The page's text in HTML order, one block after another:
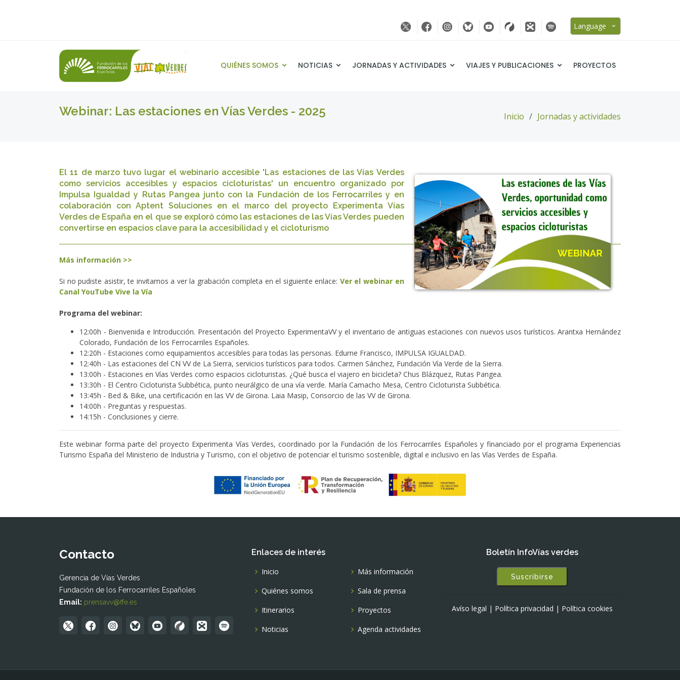
Language
QUIÉNES SOMOS NOTICIAS JORNADAS Y ACTIVIDADES VIAJES Y PUBLICACIONES PROYECTOS
Webinar: Las estaciones en Vías Verdes - 2025 Inicio Jornadas y actividades
El 11 de marzo tuvo lugar el webinario accesible 'Las estaciones de las Vías Verdes
como servicios accesibles y espacios cicloturistas' un encuentro organizado por
Impulsa Igualdad y Rutas Pangea junto con la Fundación de los Ferrocarriles y en
colaboración con Aptent Soluciones en el marco del proyecto Experimenta Vías
Verdes de España en el que se exploró cómo las estaciones de las Vías Verdes pueden
convertirse en espacios clave para la accesibilidad y el cicloturismo
Más información >>
Si no pudiste asistir, te invitamos a ver la grabación completa en el siguiente enlace: Ver el webinar en
Canal YouTube Vive la Vía
Programa del webinar:
12:00h - Bienvenida e Introducción. Presentación del Proyecto ExperimentaVV y el inventario de antiguas estaciones con nuevos usos turísticos. Arantxa Hernández
Colorado, Fundación de los Ferrocarriles Españoles.
12:20h - Estaciones como equipamientos accesibles para todas las personas. Edurne Francisco, IMPULSA IGUALDAD.
12:40h - Las estaciones del CN VV de La Sierra, servicios turísticos para todos. Carmen Sánchez, Fundación Vía Verde de la Sierra.
13:00h - Estaciones en Vías Verdes como espacios cicloturistas. ¿Qué busca el viajero en bicicleta? Chus Blázquez, Rutas Pangea.
13:30h - El Centro Cicloturista Subbética, punto neurálgico de una vía verde. María Camacho Mesa, Centro Cicloturista Subbética.
13:45h - Bed & Bike, una certificación en las VV de Girona. Laia Masip, Consorcio de las VV de Girona.
14:00h - Preguntas y respuestas.
14:15h - Conclusiones y cierre.
Este webinar forma parte del proyecto Experimenta Vías Verdes, coordinado por la Fundación de los Ferrocarriles Españoles y financiado por el programa Experiencias
Turismo España del Ministerio de Industria y Turismo, con el objetivo de potenciar el turismo sostenible, digital e inclusivo en las Vías Verdes de España.
Contacto
Gerencia de Vías Verdes
Fundación de los Ferrocarriles Españoles
Email: prensavv@ffe.es
Enlaces de interés
Inicio
Quiénes somos
Itinerarios
Noticias
Más información
Sala de prensa
Proyectos
Agenda actividades
Boletín InfoVías verdes
Suscribirse
Avíso legal | Política privacidad | Política cookies